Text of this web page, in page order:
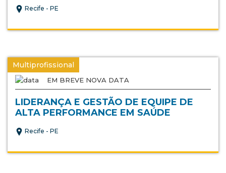
Recife - PE
Multiprofissional
EM BREVE NOVA DATA
LIDERANÇA E GESTÃO DE EQUIPE DE
ALTA PERFORMANCE EM SAÚDE
Recife - PE